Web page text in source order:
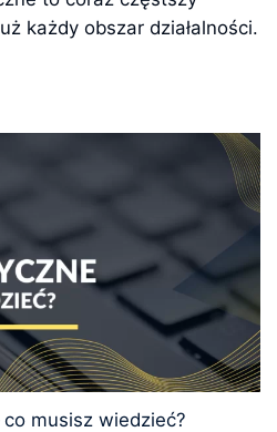
każdy obszar działalności.
musisz wiedzieć?